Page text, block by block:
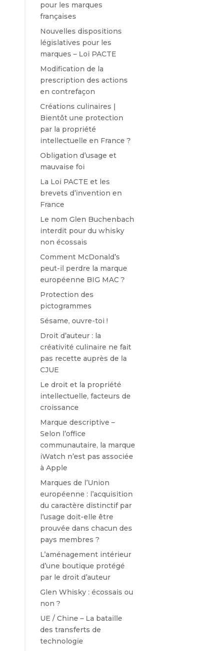
pour les marques
françaises
Nouvelles dispositions
législatives pour les
marques – Loi PACTE
Modification de la
prescription des actions
en contrefaçon
Créations culinaires |
Bientôt une protection
par la propriété
intellectuelle en France ?
Obligation d’usage et
mauvaise foi
La Loi PACTE et les
brevets d’invention en
France
Le nom Glen Buchenbach
interdit pour du whisky
non écossais
Comment McDonald’s
peut-il perdre la marque
européenne BIG MAC ?
Protection des
pictogrammes
Sésame, ouvre-toi !
Droit d’auteur : la
créativité culinaire ne fait
pas recette auprès de la
CJUE
Le droit et la propriété
intellectuelle, facteurs de
croissance
Marque descriptive –
Selon l’office
communautaire, la marque
iWatch n’est pas associée
à Apple
Marques de l’Union
européenne : l’acquisition
du caractère distinctif par
l’usage doit-elle être
prouvée dans chacun des
pays membres ?
L’aménagement intérieur
d’une boutique protégé
par le droit d’auteur
Glen Whisky : écossais ou
non ?
UE / Chine – La bataille
des transferts de
technologie